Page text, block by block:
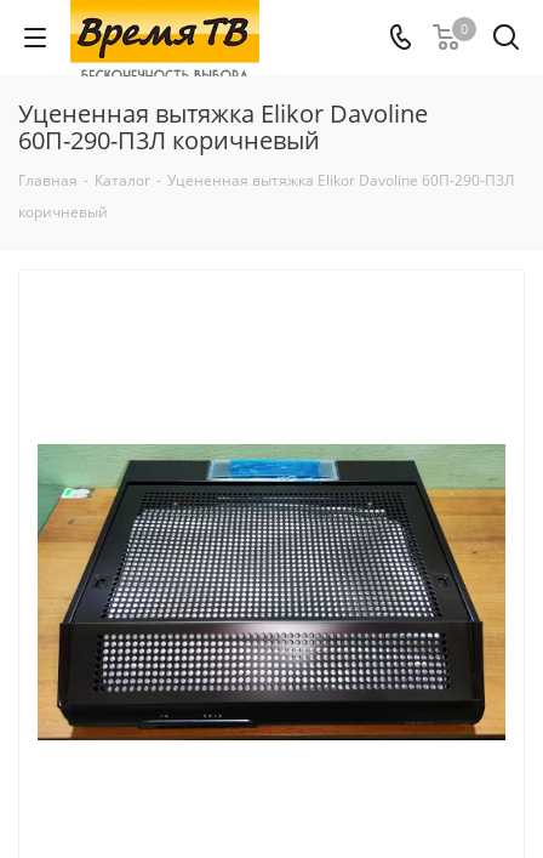
0
Уцененная вытяжка Elikor Davoline
60П-290-П3Л коричневый
Главная - Каталог - Уцененная вытяжка Elikor Davoline 60П-290-П3Л
коричневый